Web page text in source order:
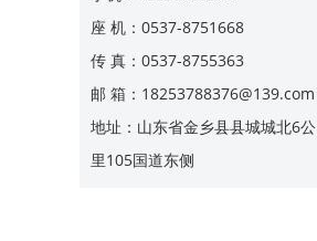
座 机：0537-8751668
传 真：0537-8755363
邮 箱：18253788376@139.com
地址：山东省金乡县县城城北6公
里105国道东侧